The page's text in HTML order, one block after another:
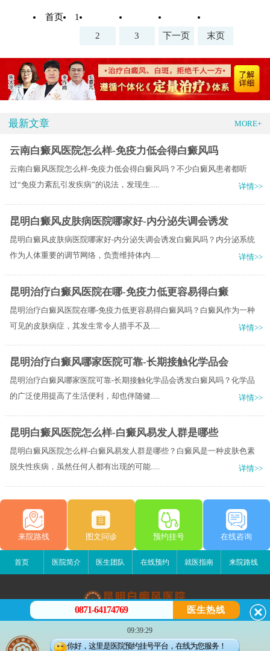
首页
1
2
3 下一页 末页
最新文章 MORE+
云南白癜风医院怎么样-免疫力低会得白癜风吗
云南白癜风医院怎么样-免疫力低会得白癜风吗？不少白癜风患者都听
过“免疫力紊乱引发疾病”的说法，发现生.....
详情>>
昆明白癜风皮肤病医院哪家好-内分泌失调会诱发
昆明白癜风皮肤病医院哪家好-内分泌失调会诱发白癜风吗？内分泌系统
作为人体重要的调节网络，负责维持体内.....
详情>>
昆明治疗白癜风医院在哪-免疫力低更容易得白癜
昆明治疗白癜风医院在哪-免疫力低更容易得白癜风吗？白癜风作为一种
可见的皮肤病症，其发生常令人措手不及.....
详情>>
昆明治疗白癜风哪家医院可靠-长期接触化学品会
昆明治疗白癜风哪家医院可靠-长期接触化学品会诱发白癜风吗？化学品
的广泛使用提高了生活便利，却也伴随健.....
详情>>
昆明白癜风医院怎么样-白癜风易发人群是哪些
昆明白癜风医院怎么样-白癜风易发人群是哪些？白癜风是一种皮肤色素
脱失性疾病，虽然任何人都有出现的可能.....
详情>>
来院路线 图文问诊 预约挂号 在线咨询
首页 医院简介 医生团队 在线预约 就医指南 来院路线
昆明白癜风医院
昆明市五华区护国路2号
版权所有：昆明白癜风医院
0871-64174769 医生热线
09:39:29
你好，这里是医院预约挂号平台，在线为您服务！